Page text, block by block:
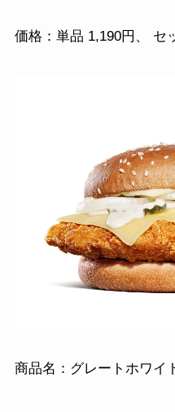
価格：単品 1,190円、 セ
商品名：グレートホワイ